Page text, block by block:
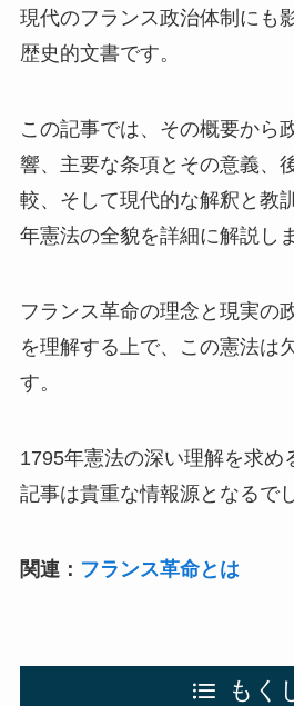
現代のフランス政治体制にも
歴史的文書です。
この記事では、その概要から
響、主要な条項とその意義、
較、そして現代的な解釈と教
年憲法の全貌を詳細に解説し
フランス革命の理念と現実の
を理解する上で、この憲法は
す。
1795年憲法の深い理解を求め
記事は貴重な情報源となるで
関連： フランス革命とは
もく